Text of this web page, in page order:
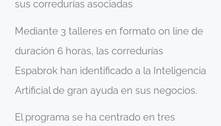
sus corredurías asociadas
Mediante 3 talleres en formato on line de
duración 6 horas, las corredurías
Espabrok han identificado a la Inteligencia
Artificial de gran ayuda en sus negocios.
El programa se ha centrado en tres